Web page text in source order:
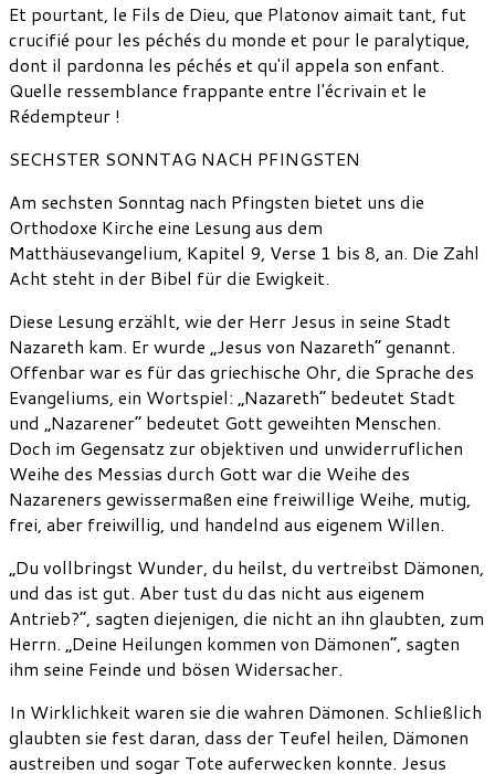
Et pourtant, le Fils de Dieu, que Platonov aimait tant, fut
crucifié pour les péchés du monde et pour le paralytique,
dont il pardonna les péchés et qu'il appela son enfant.
Quelle ressemblance frappante entre l'écrivain et le
Rédempteur !
SECHSTER SONNTAG NACH PFINGSTEN
Am sechsten Sonntag nach Pfingsten bietet uns die
Orthodoxe Kirche eine Lesung aus dem
Matthäusevangelium, Kapitel 9, Verse 1 bis 8, an. Die Zahl
Acht steht in der Bibel für die Ewigkeit.
Diese Lesung erzählt, wie der Herr Jesus in seine Stadt
Nazareth kam. Er wurde „Jesus von Nazareth“ genannt.
Offenbar war es für das griechische Ohr, die Sprache des
Evangeliums, ein Wortspiel: „Nazareth“ bedeutet Stadt
und „Nazarener“ bedeutet Gott geweihten Menschen.
Doch im Gegensatz zur objektiven und unwiderruflichen
Weihe des Messias durch Gott war die Weihe des
Nazareners gewissermaßen eine freiwillige Weihe, mutig,
frei, aber freiwillig, und handelnd aus eigenem Willen.
„Du vollbringst Wunder, du heilst, du vertreibst Dämonen,
und das ist gut. Aber tust du das nicht aus eigenem
Antrieb?“, sagten diejenigen, die nicht an ihn glaubten, zum
Herrn. „Deine Heilungen kommen von Dämonen“, sagten
ihm seine Feinde und bösen Widersacher.
In Wirklichkeit waren sie die wahren Dämonen. Schließlich
glaubten sie fest daran, dass der Teufel heilen, Dämonen
austreiben und sogar Tote auferwecken konnte. Jesus